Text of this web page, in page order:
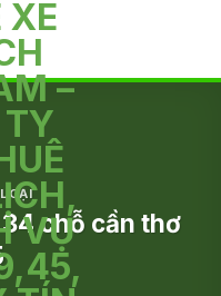
chỗ cần thơ